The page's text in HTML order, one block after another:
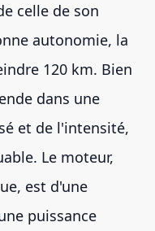
celle de son
autonomie, la
120 km. Bien
dans une
et de l'intensité,
Le moteur,
est d'une
puissance